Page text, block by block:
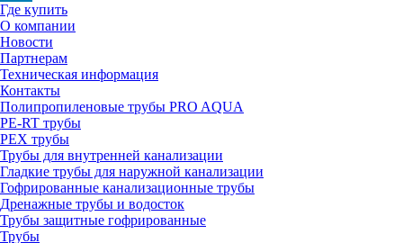
Где купить
О компании
Новости
Партнерам
Техническая информация
Контакты
Полипропиленовые трубы PRO AQUA
PE-RT трубы
PEX трубы
Трубы для внутренней канализации
Гладкие трубы для наружной канализации
Гофрированные канализационные трубы
Дренажные трубы и водосток
Трубы защитные гофрированные
Трубы